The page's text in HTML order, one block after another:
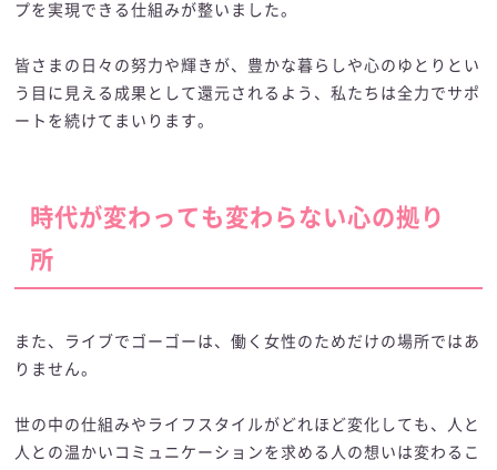
プを実現できる仕組みが整いました。
皆さまの日々の努力や輝きが、豊かな暮らしや心のゆとりとい
う目に見える成果として還元されるよう、私たちは全力でサポ
ートを続けてまいります。
時代が変わっても変わらない心の拠り
所
また、ライブでゴーゴーは、働く女性のためだけの場所ではあ
りません。
世の中の仕組みやライフスタイルがどれほど変化しても、人と
人との温かいコミュニケーションを求める人の想いは変わるこ